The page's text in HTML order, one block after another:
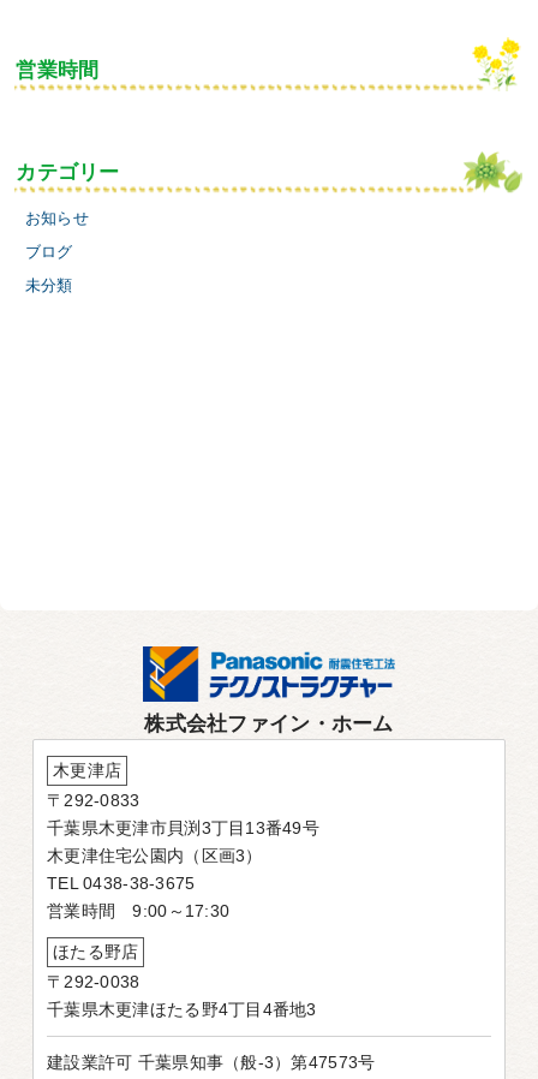
営業時間
カテゴリー
お知らせ
ブログ
未分類
株式会社ファイン・ホーム
木更津店
〒292-0833
千葉県木更津市貝渕3丁目13番49号
木更津住宅公園内（区画3）
TEL 0438-38-3675
営業時間 9:00～17:30
ほたる野店
〒292-0038
千葉県木更津ほたる野4丁目4番地3
建設業許可 千葉県知事（般-3）第47573号